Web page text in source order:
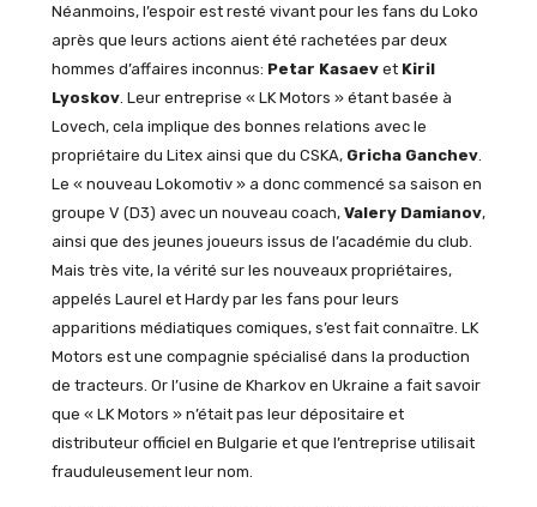
Néanmoins, l’espoir est resté vivant pour les fans du Loko
après que leurs actions aient été rachetées par deux
hommes d’affaires inconnus: Petar Kasaevet Kiril
Lyoskov. Leur entreprise « LK Motors » étant basée à
Lovech, cela implique des bonnes relations avec le
propriétaire du Litex ainsi que du CSKA, Gricha Ganchev.
Le « nouveau Lokomotiv » a donc commencé sa saison en
groupe V (D3) avec un nouveau coach, Valery Damianov,
ainsi que des jeunes joueurs issus de l’académie du club.
Mais très vite, la vérité sur les nouveaux propriétaires,
appelés Laurel et Hardy par les fans pour leurs
apparitions médiatiques comiques, s’est fait connaître. LK
Motors est une compagnie spécialisé dans la production
de tracteurs. Or l’usine de Kharkov en Ukraine a fait savoir
que « LK Motors » n’était pas leur dépositaire et
distributeur officiel en Bulgarie et que l’entreprise utilisait
frauduleusement leur nom.